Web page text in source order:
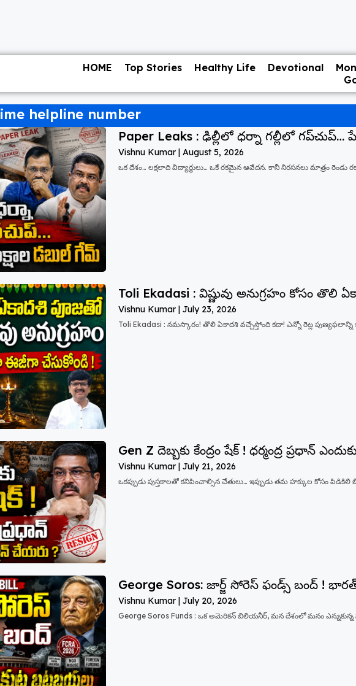
HOME Top Stories Healthy Life Devotional
helpline number
Paper Leaks : ఢిల్లీలో ధర్నా గల్లీలో గప్‌చుప్…
Vishnu Kumar August 5, 2026
ఒక దేశం… లక్షలాది విద్యార్థులు… ఒకే రకమైన ఆవేదన. కానీ నిరసనలు మాత్రం రెండు
Toli Ekadasi : విష్ణువు అనుగ్రహం కోసం
Vishnu Kumar July 23, 2026
Toli Ekadasi : నమస్కారం! తొలి ఏకాదశి వచ్చేస్తోంది కదా! ఎన్నో రెట్ల
Gen Z దెబ్బకు కేంద్రం షేక్ ! ధర్మంద్ర ప్రధాన్
Vishnu Kumar July 21, 2026
ఒకప్పుడు పుస్తకాలతో కనిపించాల్సిన చేతులు… ఇప్పుడు తమ హక్కుల కోసం పిడికిలి
George Soros: జార్జ్ సోరెస్ ఫండ్స్ బంద్ !
Vishnu Kumar July 20, 2026
George Soros Funds : ఒక అమెరికన్ బిలియనీర్, మన దేశంలో మనం